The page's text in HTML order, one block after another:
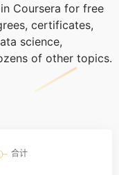
Coursera for free
certificates,
science,
of other topics.